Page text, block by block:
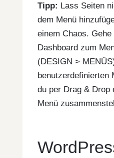
Tipp: Lass Seiten
dem Menü
einem Chaos. Gehe
Dashboard zum
(DESIGN >
benutzerdefinierten
du per Drag & Drop
Menü